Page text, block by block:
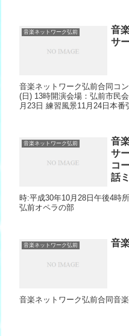
音楽ネットワーク弘前
音
サ
音楽ネットワーク弘前合同コ
(日) 13時開演会場：弘前市民
月23日 練習風景11月24日本
音楽ネットワーク弘前
音
サ
コ
話
時:平成30年10月28日午後4時
弘前オペラの部
音楽ネットワーク弘前 音
音楽ネットワーク弘前合同音